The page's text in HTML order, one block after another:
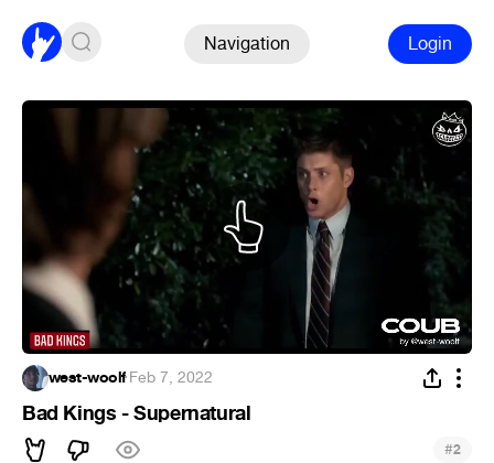
Navigation Login
west-woolf·Feb 7, 2022
Bad Kings - Supernatural
#2